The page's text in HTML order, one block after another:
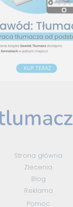
Strona główna
Zlecenia
Blog
Reklama
Pomoc